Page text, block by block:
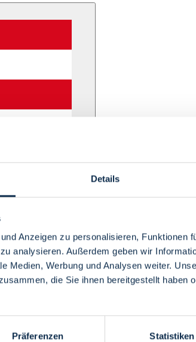
Details
Anzeigen zu personalisieren, Funktionen
analysieren. Außerdem geben wir
Medien, Werbung und Analysen weiter.
die Sie ihnen bereitgestellt haben
Präferenzen Statistiken
Menü